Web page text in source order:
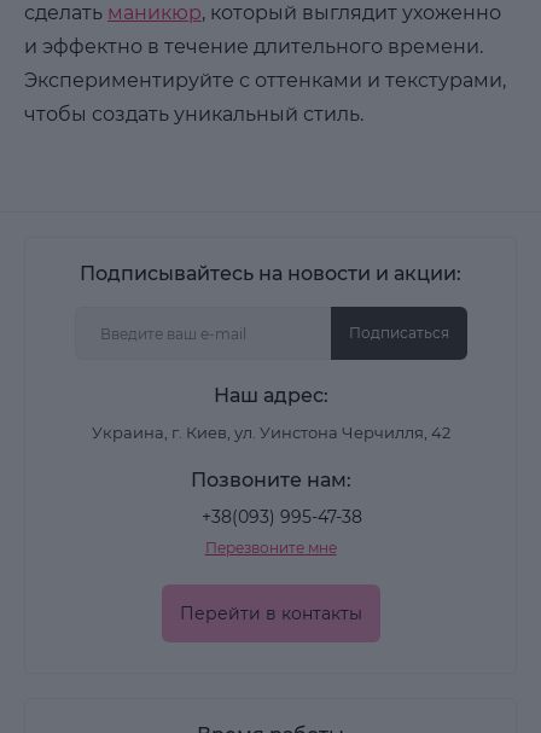
сделать маникюр, который выглядит ухоженно
и эффектно в течение длительного времени.
Экспериментируйте с оттенками и текстурами,
чтобы создать уникальный стиль.
Подписывайтесь на новости и акции:
Подписаться
Наш адрес:
Украина, г. Киев, ул. Уинстона Черчилля, 42
Позвоните нам:
+38(093) 995-47-38
Перезвоните мне
Перейти в контакты